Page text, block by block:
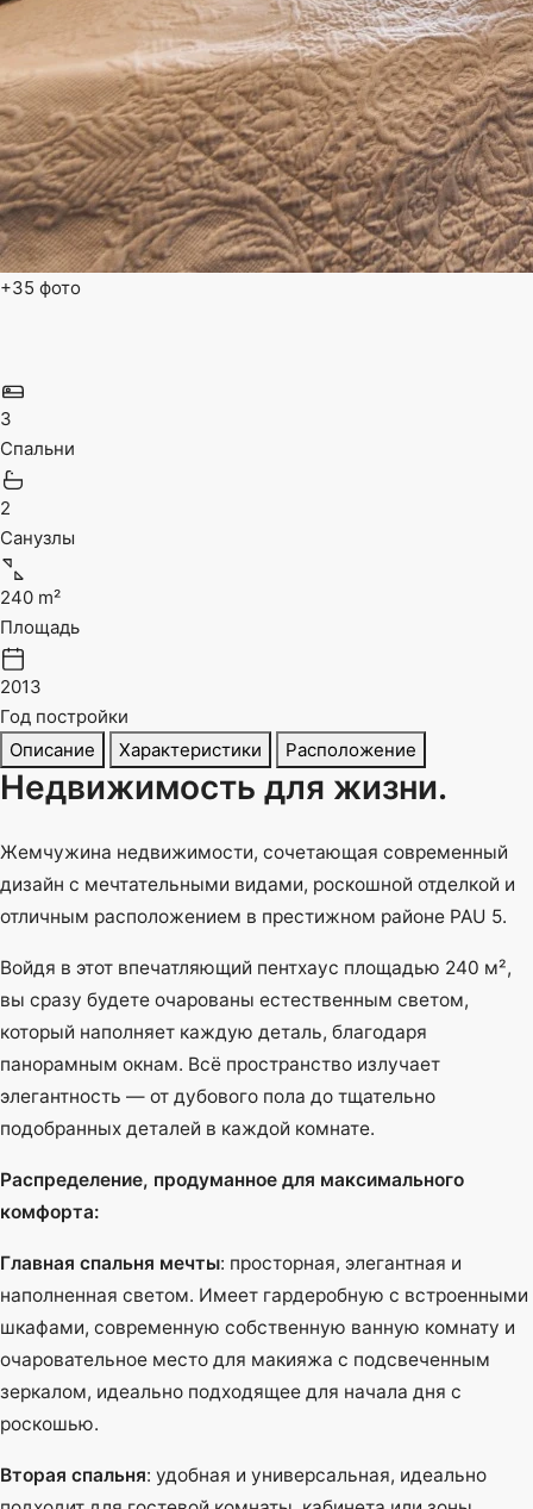
+35 фото
3
Спальни
2
Санузлы
240 m²
Площадь
2013
Год постройки
Описание
Характеристики Расположение
Недвижимость для жизни.
Жемчужина недвижимости, сочетающая современный
дизайн с мечтательными видами, роскошной отделкой и
отличным расположением в престижном районе PAU 5.
Войдя в этот впечатляющий пентхаус площадью 240 м²,
вы сразу будете очарованы естественным светом,
который наполняет каждую деталь, благодаря
панорамным окнам. Всё пространство излучает
элегантность — от дубового пола до тщательно
подобранных деталей в каждой комнате.
Распределение, продуманное для максимального
комфорта:
Главная спальня мечты: просторная, элегантная и
наполненная светом. Имеет гардеробную с встроенными
шкафами, современную собственную ванную комнату и
очаровательное место для макияжа с подсвеченным
зеркалом, идеально подходящее для начала дня с
роскошью.
Вторая спальня: удобная и универсальная, идеально